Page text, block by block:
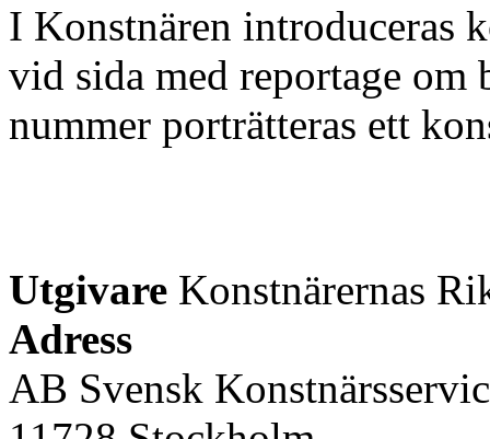
I Konstnären introduceras
vid sida med reportage om
nummer porträtteras ett
Utgivare Konstnärernas
Adress
AB Svensk